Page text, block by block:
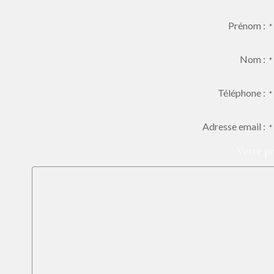
Prénom :*
Nom :*
Téléphone :*
Adresse email :*